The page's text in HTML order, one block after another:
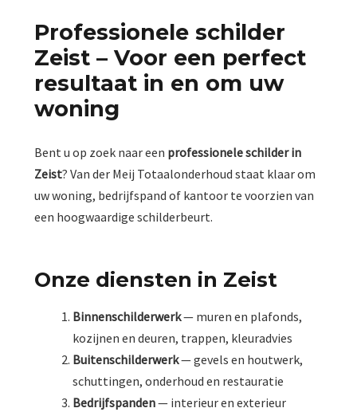
Professionele schilder
Zeist – Voor een perfect
resultaat in en om uw
woning
Bent u op zoek naar een professionele schilder in
Zeist? Van der Meij Totaalonderhoud staat klaar om
uw woning, bedrijfspand of kantoor te voorzien van
een hoogwaardige schilderbeurt.
Onze diensten in Zeist
Binnenschilderwerk— muren en plafonds,
kozijnen en deuren, trappen, kleuradvies
Buitenschilderwerk— gevels en houtwerk,
schuttingen, onderhoud en restauratie
Bedrijfspanden— interieur en exterieur